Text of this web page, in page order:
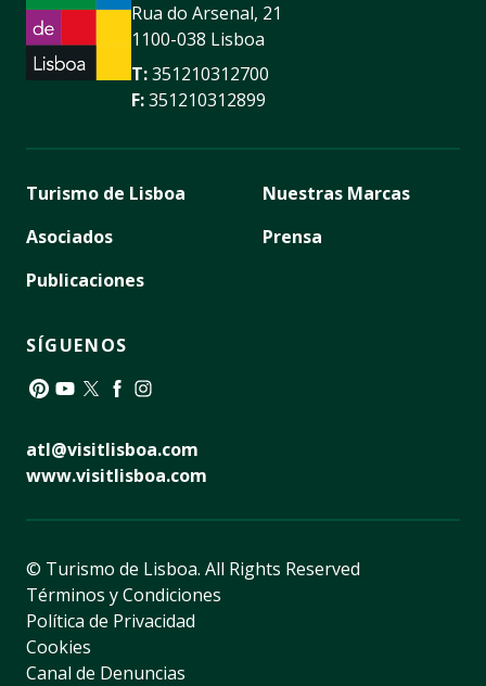
Rua do Arsenal, 21
1100-038 Lisboa
T:351210312700
F:351210312899
Turismo de Lisboa
Asociados
Publicaciones
Nuestras Marcas
Prensa
SÍGUENOS
atl@visitlisboa.com
www.visitlisboa.com
© Turismo de Lisboa. All Rights Reserved
Términos y Condiciones
Política de Privacidad
Cookies
Canal de Denuncias